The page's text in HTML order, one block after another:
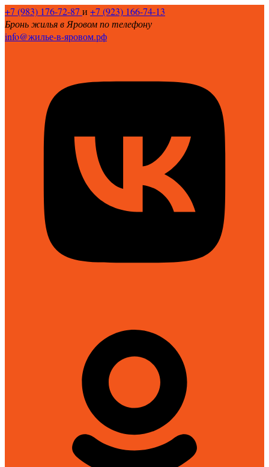
+7 (983) 176-72-87 и +7 (923) 166-74-13
Бронь жилья в Яровом по телефону
info@жилье-в-яровом.рф